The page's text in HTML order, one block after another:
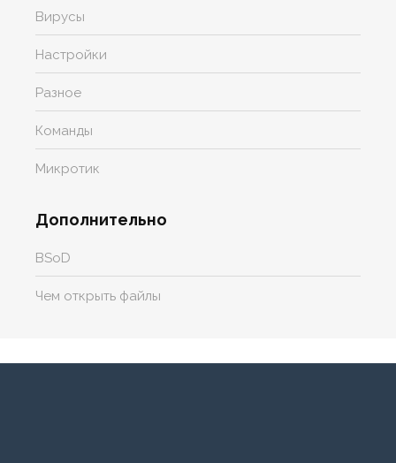
Вирусы
Настройки
Разное
Команды
Микротик
Дополнительно
BSoD
Чем открыть файлы